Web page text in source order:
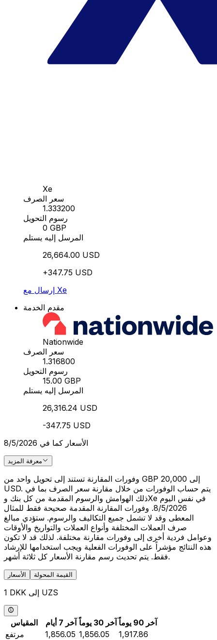
Xe
سعر الصرف
1.333200
رسوم التحويل
0 GBP
المرسل إليه يستلم
26,664.00 USD
+347.75 USD
إرسال مع Xe
مقدم الخدمة
Nationwide
سعر الصرف
1.316800
رسوم التحويل
15.00 GBP
المرسل إليه يستلم
26,316.24 USD
-347.75 USD
الأسعار كما في 8/5/2026
معرفة المزيد
وفورات المقارنة تستند إلى تحويل واحد من GBP 20,000 إلى
USD. يتم حساب الوفورات من خلال مقارنة سعر الصرف بما في
ذلك الهوامش والرسوم المقدمة من كل بنك وXe في نفس اليوم
8/5/2026. وفورات المقارنة المقدمة صحيحة فقط للمثال
المعطى وقد لا تشمل جميع التكاليف والرسوم. ستؤدي مبالغ
صرف العملات المختلفة وأنواع العملات والتواريخ والأوقات
وعوامل فردية أخرى إلى وفورات مقارنة مختلفة. لذلك قد لا تكون
هذه النتائج مؤشراً على الوفورات الفعلية ويجب استخدامها للإرشاد
فقط. يتم تحديث رسم مقارنة الأسعار كل ثلاثة أشهر.
الأسعار القيمة المحولة
1 DKK إلى UZS
المقياس آخر 7 أيام آخر 30 يوماً
آخر 90 يوماً
مرتفع
1,856.05 1,856.05
1,917.86